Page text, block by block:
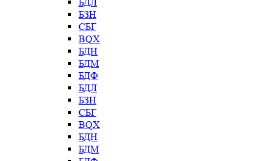
БЗН
СБГ
BQX
БДН
БДМ
БДФ
БДЛ
БЗН
СБГ
BQX
БДН
БДМ